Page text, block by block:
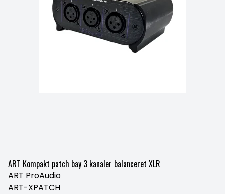
ART Kompakt patch bay 3 kanaler balanceret XLR
ART ProAudio
ART-XPATCH